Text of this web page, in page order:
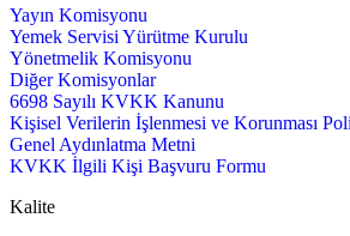
Yayın Komisyonu
Yemek Servisi Yürütme Kurulu
Yönetmelik Komisyonu
Diğer Komisyonlar
6698 Sayılı KVKK Kanunu
Kişisel Verilerin İşlenmesi ve Korunması
Genel Aydınlatma Metni
KVKK İlgili Kişi Başvuru Formu
Kalite